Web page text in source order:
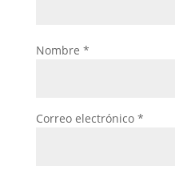
Nombre *
Correo electrónico *